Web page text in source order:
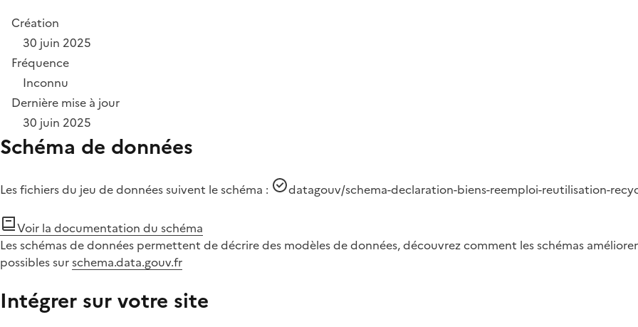
Création
30 juin 2025
Fréquence
Inconnu
Dernière mise à jour
30 juin 2025
Schéma de données
Les fichiers du jeu de données suivent le schéma : datagouv/schema-declaration-biens-reemploi-reutilisation-
Voir la documentation du schéma
Les schémas de données permettent de décrire des modèles de données, découvrez comment les schémas
possibles surschema.data.gouv.fr
Intégrer sur votre site